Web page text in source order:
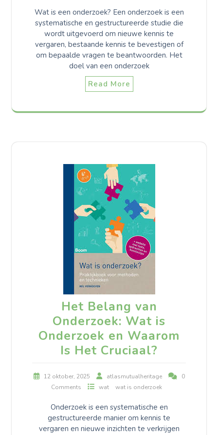
Wat is een onderzoek? Een onderzoek is een
systematische en gestructureerde studie die
wordt uitgevoerd om nieuwe kennis te
vergaren, bestaande kennis te bevestigen of
om bepaalde vragen te beantwoorden. Het
doel van een onderzoek
Read More
Het Belang van
Onderzoek: Wat is
Onderzoek en Waarom
Is Het Cruciaal?
12 oktober, 2025 atlasmutualheritage
0
Comments
wat wat is onderzoek
Onderzoek is een systematische en
gestructureerde manier om kennis te
vergaren en nieuwe inzichten te verkrijgen